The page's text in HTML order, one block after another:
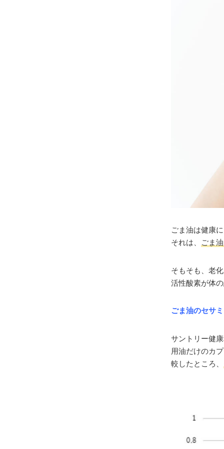
ごま油は健康
それは、 ごま
そもそも、老
活性酸素が体
ごま油のセサ
サントリー健
用油だけのカ
較したところ、